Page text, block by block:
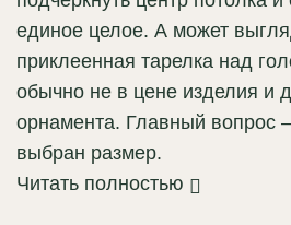
единое целое. А может
приклеенная тарелка над
обычно не в цене изделия и
орнамента. Главный вопрос
выбран размер.
Читать полностью